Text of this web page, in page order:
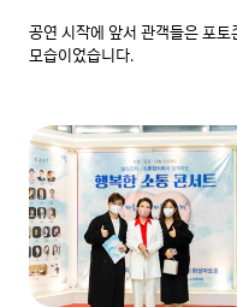
공연 시작에 앞서 관객들은 포
모습이었습니다.